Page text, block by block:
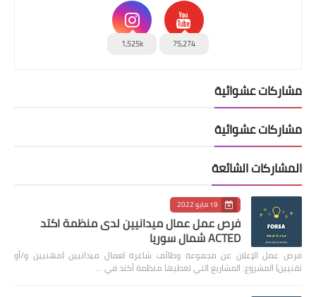
75,274
1,525k
مشاركات عشوائية
مشاركات عشوائية
المشاركات الشائعة
19 مايو 2022
فرص عمل عمال ميدانيين لدى منظمة اكتد
ACTED شمال سوريا
فرص عمل الإعلان عن مجموعة وظائف شاغرة لعمال ميدانيين (مهنيين و/أو
تقنيين) المشروع: المشاريع التي تغطيها منظمة أكتد في …